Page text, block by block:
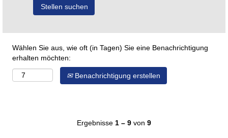
Wählen Sie aus, wie oft (in Tagen) Sie eine Benachrichtigung
erhalten möchten:
Benachrichtigung erstellen
Ergebnisse 1 – 9 von 9